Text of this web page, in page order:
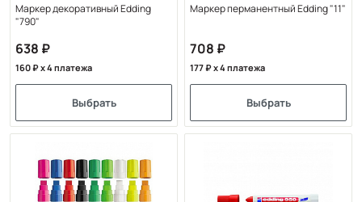
Маркер декоративный Edding
"790"
638
160 x 4 платежа
Выбрать
Маркер перманентный Edding "11"
708
177 x 4 платежа
Выбрать